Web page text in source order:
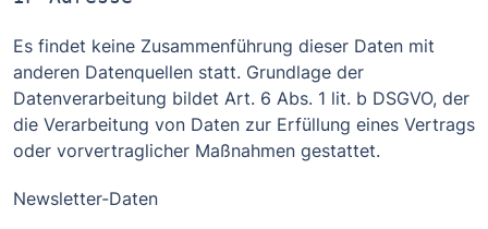
Es findet keine Zusammenführung dieser Daten mit
anderen Datenquellen statt. Grundlage der
Datenverarbeitung bildet Art. 6 Abs. 1 lit. b DSGVO, der
die Verarbeitung von Daten zur Erfüllung eines Vertrags
oder vorvertraglicher Maßnahmen gestattet.
Newsletter-Daten